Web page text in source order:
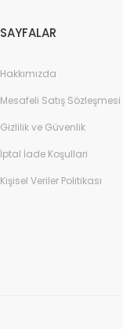
SAYFALAR
Hakkımızda
Mesafeli Satış Sözleşmesi
Gizlilik ve Güvenlik
İptal İade Koşullari
Kişisel Veriler Politikası